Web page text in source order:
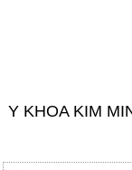
Y KHOA KIM